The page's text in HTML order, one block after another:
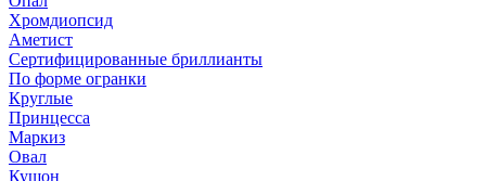
Хромдиопсид
Аметист
Сертифицированные бриллианты
По форме огранки
Круглые
Принцесса
Маркиз
Овал
Кушон